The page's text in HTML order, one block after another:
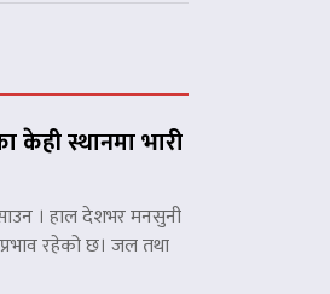
केही स्थानमा भारी
। हाल देशभर मनसुनी
रहेको छ। जल तथा